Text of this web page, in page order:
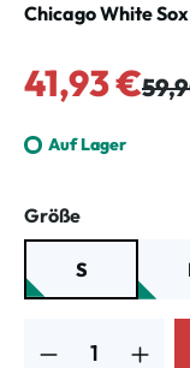
Chicago White Sox
Verkaufspreis:
41,93 €
Auf Lager
Größeauswählen
S